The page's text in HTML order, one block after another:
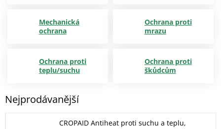
Mechanická
ochrana
Ochrana proti
mrazu
Ochrana proti
teplu/suchu
Ochrana proti
škůdcům
Nejprodávanější
CROPAID Antiheat proti suchu a teplu,